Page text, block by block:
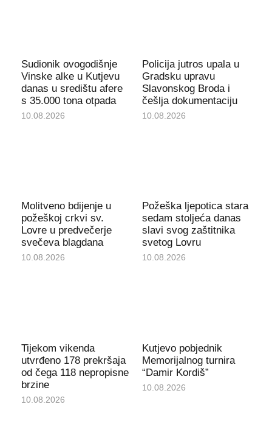
Sudionik ovogodišnje
Vinske alke u Kutjevu
danas u središtu afere
s 35.000 tona otpada
10.08.2026
Policija jutros upala u
Gradsku upravu
Slavonskog Broda i
češlja dokumentaciju
10.08.2026
Molitveno bdijenje u
požeškoj crkvi sv.
Lovre u predvečerje
svečeva blagdana
10.08.2026
Požeška ljepotica stara
sedam stoljeća danas
slavi svog zaštitnika
svetog Lovru
10.08.2026
Tijekom vikenda
utvrđeno 178 prekršaja
od čega 118 nepropisne
brzine
10.08.2026
Kutjevo pobjednik
Memorijalnog turnira
“Damir Kordiš”
10.08.2026